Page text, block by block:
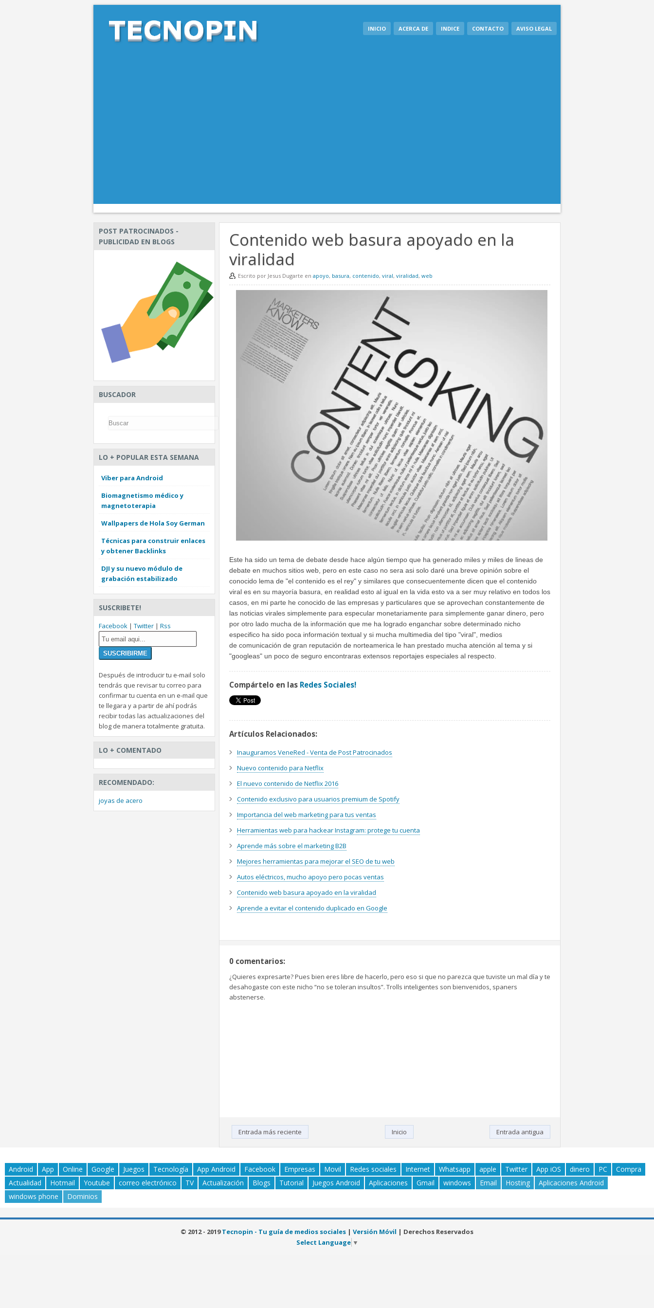
INICIO ACERCA DE INDICE CONTACTO AVISO LEGAL
Contenido web basura apoyado en la
viralidad
Escrito por Jesus Dugarte en apoyo, basura, contenido, viral, viralidad, web
Este ha sido un tema de debate desde hace algún tiempo que ha generado miles y miles de lineas de
debate en muchos sitios web, pero en este caso no sera asi solo daré una breve opinión sobre el
conocido lema de "el contenido es el rey" y similares que consecuentemente dicen que el contenido
viral es en su mayoría basura, en realidad esto al igual en la vida esto va a ser muy relativo en todos los
casos, en mi parte he conocido de las empresas y particulares que se aprovechan constantemente de
las noticias virales simplemente para especular monetariamente para simplemente ganar dinero, pero
por otro lado mucha de la información que me ha logrado enganchar sobre determinado nicho
especifico ha sido poca información textual y si mucha multimedia del tipo "viral", medios
de comunicación de gran reputación de norteamerica le han prestado mucha atención al tema y si
"googleas" un poco de seguro encontraras extensos reportajes especiales al respecto.
Compártelo en las Redes Sociales!
Artículos Relacionados:
Inauguramos VeneRed - Venta de Post Patrocinados
Nuevo contenido para Netflix
El nuevo contenido de Netflix 2016
Contenido exclusivo para usuarios premium de Spotify
Importancia del web marketing para tus ventas
Herramientas web para hackear Instagram: protege tu cuenta
Aprende más sobre el marketing B2B
Mejores herramientas para mejorar el SEO de tu web
Autos eléctricos, mucho apoyo pero pocas ventas
Contenido web basura apoyado en la viralidad
Aprende a evitar el contenido duplicado en Google
0 comentarios:
¿Quieres expresarte? Pues bien eres libre de hacerlo, pero eso si que no parezca que tuviste un mal día y te
desahogaste con este nicho “no se toleran insultos”. Trolls inteligentes son bienvenidos, spaners
abstenerse.
Entrada más reciente Entrada antigua
Inicio
POST PATROCINADOS -
PUBLICIDAD EN BLOGS
BUSCADOR
LO + POPULAR ESTA SEMANA
Viber para Android
Biomagnetismo médico y
magnetoterapia
Wallpapers de Hola Soy German
Técnicas para construir enlaces
y obtener Backlinks
DJI y su nuevo módulo de
grabación estabilizado
SUSCRIBETE!
Facebook | Twitter | Rss
Después de introducir tu e-mail solo
tendrás que revisar tu correo para
confirmar tu cuenta en un e-mail que
te llegara y a partir de ahí podrás
recibir todas las actualizaciones del
blog de manera totalmente gratuita.
LO + COMENTADO
RECOMENDADO:
joyas de acero
Android App Online Google Juegos Tecnología App Android Facebook Empresas Movil Redes sociales Internet Whatsapp apple Twitter App iOS dinero PC
Compra
Actualidad
Hotmail Youtube correo electrónico TV Actualización Blogs Tutorial Juegos Android Aplicaciones Gmail windows Email Hosting
Aplicaciones Android
windows phone
Dominios
© 2012 - 2019Tecnopin - Tu guía de medios sociales | Versión Móvil | Derechos Reservados
Select Language ▼